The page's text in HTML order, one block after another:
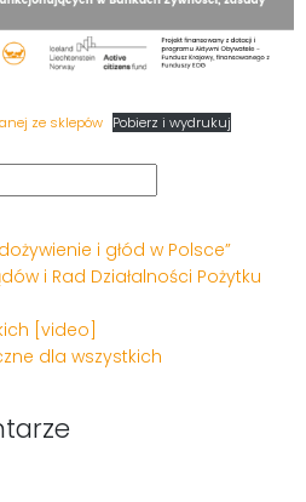
ze sklepów Pobierz i wydrukuj
i głód w Polsce”
i Rad Działalności Pożytku
[video]
dla wszystkich